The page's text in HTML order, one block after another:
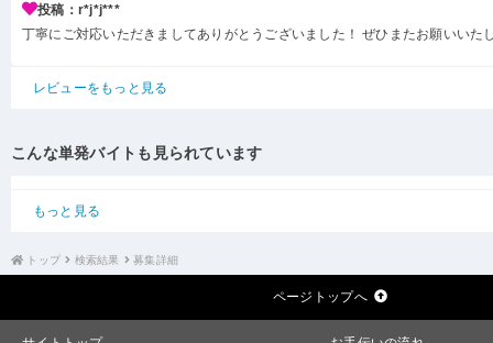
投稿：r*j*j***
丁寧にご対応いただきましてありがとうございました！ ぜひまたお願いいた
レビューをもっと見る
こんな単発バイトも見られています
もっと見る
トップ 検索結果 募集詳細
ページトップへ